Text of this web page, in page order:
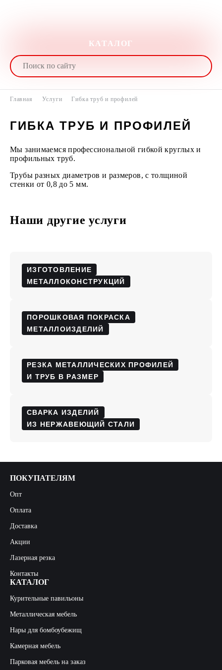
КАТАЛОГ
Главная Услуги Гибка труб и профилей
ГИБКА ТРУБ И ПРОФИЛЕЙ
Мы занимаемся профессиональной гибкой круглых и
профильных труб.
Трубы разных диаметров и размеров, с толщиной
стенки от 0,8 до 5 мм.
Наши другие услуги
ИЗГОТОВЛЕНИЕ
МЕТАЛЛОКОНСТРУКЦИЙ
ПОРОШКОВАЯ ПОКРАСКА
МЕТАЛЛОИЗДЕЛИЙ
РЕЗКА МЕТАЛЛИЧЕСКИХ ПРОФИЛЕЙ
И ТРУБ В РАЗМЕР
СВАРКА ИЗДЕЛИЙ
ИЗ НЕРЖАВЕЮЩИЙ СТАЛИ
ПОКУПАТЕЛЯМ
Опт
Оплата
Доставка
Акции
Лазерная резка
Контакты
КАТАЛОГ
Курительные павильоны
Металлическая мебель
Нары для бомбоубежищ
Камерная мебель
Парковая мебель на заказ